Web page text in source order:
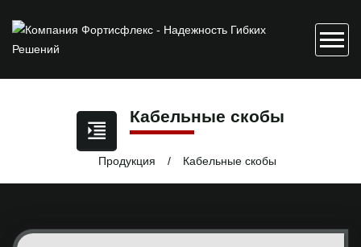
Кабельные скобы
Продукция Кабельные скобы